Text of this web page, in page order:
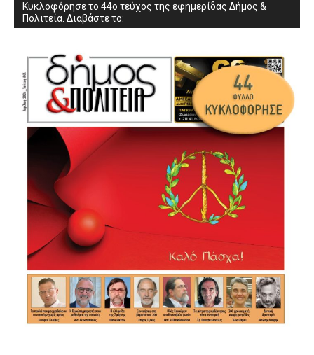
Κυκλοφόρησε το 44ο τεύχος της εφημερίδας Δήμος &
Πολιτεία. Διαβάστε το: